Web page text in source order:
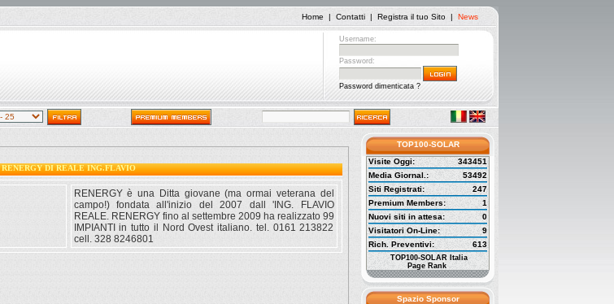
Home | Contatti | Registra il tuo Sito | News
Username:
Password:
Password dimenticata ?
RENERGY DI REALE ING.FLAVIO
RENERGY è una Ditta giovane (ma ormai veterana del
campo!) fondata all'inizio del 2007 dall 'ING. FLAVIO
REALE. RENERGY fino al settembre 2009 ha realizzato 99
IMPIANTI in tutto il Nord Ovest italiano. tel. 0161 213822
cell. 328 8246801
TOP100-SOLAR
Visite Oggi:
343451
Media Giornal.:
53492
Siti Registrati:
247
Premium Members:
1
Nuovi siti in attesa:
0
Visitatori On-Line:
9
Rich. Preventivi:
613
TOP100-SOLAR Italia
Page Rank
Spazio Sponsor